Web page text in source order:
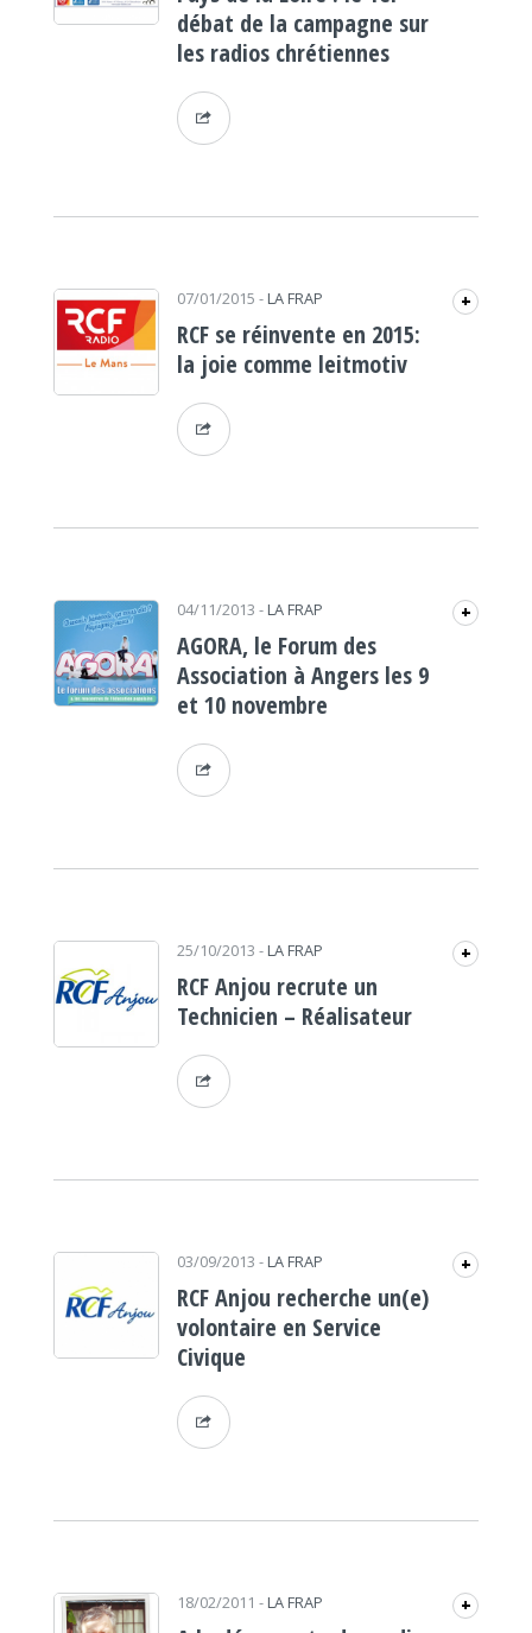
débat de la campagne sur
les radios chrétiennes
07/01/2015- LA FRAP +
RCF se réinvente en 2015:
la joie comme leitmotiv
04/11/2013- LA FRAP +
AGORA, le Forum des
Association à Angers les 9
et 10 novembre
25/10/2013- LA FRAP +
RCF Anjou recrute un
Technicien – Réalisateur
03/09/2013- LA FRAP +
RCF Anjou recherche un(e)
volontaire en Service
Civique
18/02/2011- LA FRAP +